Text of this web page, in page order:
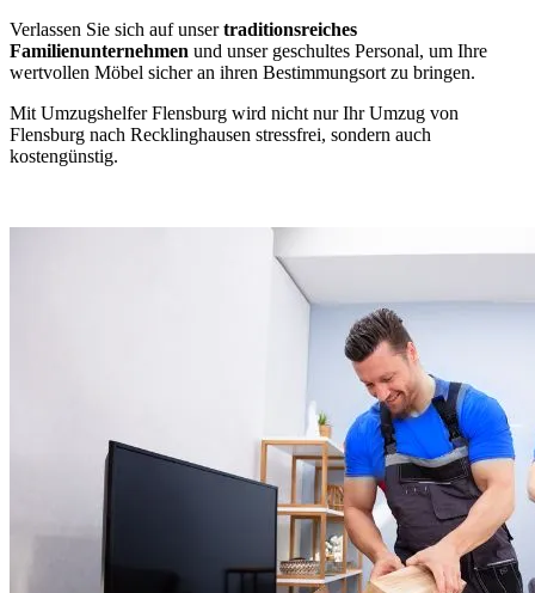
Verlassen Sie sich auf unsertraditionsreiches
Familienunternehmen und unser geschultes Personal, um Ihre
wertvollen Möbel sicher an ihren Bestimmungsort zu bringen.
Mit Umzugshelfer Flensburg wird nicht nur Ihr Umzug von
Flensburg nach Recklinghausen stressfrei, sondern auch
kostengünstig.